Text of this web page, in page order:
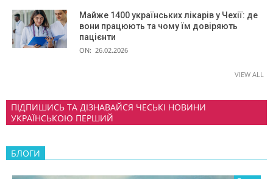
Майже 1400 українських лікарів у Чехії: де
вони працюють та чому їм довіряють
пацієнти
ON: 26.02.2026
VIEW ALL
ПІДПИШИСЬ ТА ДІЗНАВАЙСЯ ЧЕСЬКІ НОВИНИ
УКРАЇНСЬКОЮ ПЕРШИЙ
БЛОГИ